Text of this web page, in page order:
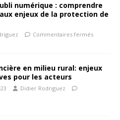
numérique : comprendre
enjeux de la protection de
Commentaires fermés
en milieu rural: enjeux
pour les acteurs
Didier Rodriguez